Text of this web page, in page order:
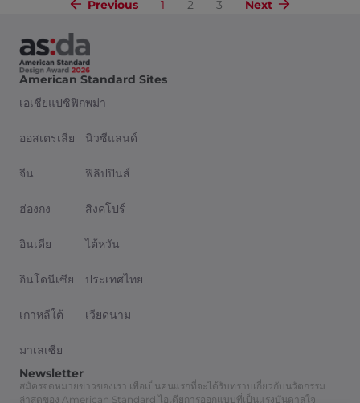
Previous 1 2 3 Next
American Standard Sites
เอเชียแปซิฟิก
ออสเตรเลีย
จีน
ฮ่องกง
อินเดีย
อินโดนีเซีย
เกาหลีใต้
มาเลเซีย
พม่า
นิวซีแลนด์
ฟิลิปปินส์
สิงคโปร์
ไต้หวัน
ประเทศไทย
เวียดนาม
Newsletter
สมัครจดหมายข่าวของเรา เพื่อเป็นคนแรกที่จะได้รับทราบเกี่ยวกับนวัตกรรม
ล่าสุดของ American Standard ไอเดียการออกแบบที่เป็นแรงบันดาลใจ